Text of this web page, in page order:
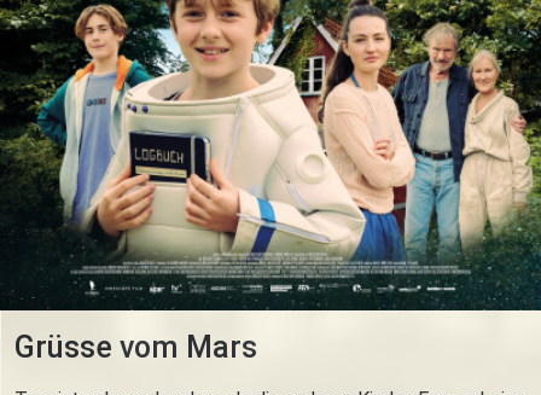
Grüsse vom Mars